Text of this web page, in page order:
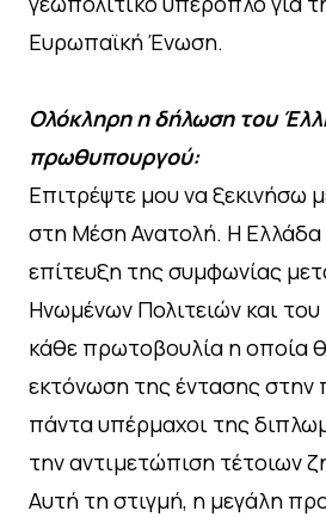
Ευρωπαϊκή Ένωση.
Ολόκληρη η δήλωση του
πρωθυπουργού:
Επιτρέψτε μου να ξεκινήσω
στη Μέση Ανατολή. Η Ελλάδα
επίτευξη της συμφωνίας
Ηνωμένων Πολιτειών και
κάθε πρωτοβουλία η οποία
εκτόνωση της έντασης στην
πάντα υπέρμαχοι της
την αντιμετώπιση τέτοιων
Αυτή τη στιγμή, η μεγάλη